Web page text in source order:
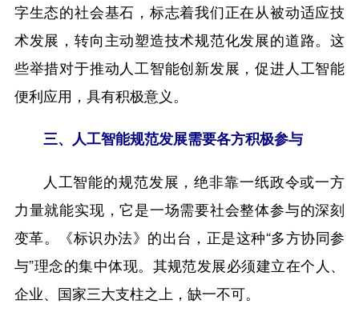
字生态的社会基石，标志着我们正在从被动适应技
术发展，转向主动塑造技术规范化发展的道路。这
些举措对于推动人工智能创新发展，促进人工智能
便利应用，具有积极意义。
三、人工智能规范发展需要各方积极参与
人工智能的规范发展，绝非靠一纸政令或一方
力量就能实现，它是一场需要社会整体参与的深刻
变革。《标识办法》的出台，正是这种“多方协同参
与”理念的集中体现。其规范发展必须建立在个人、
企业、国家三大支柱之上，缺一不可。